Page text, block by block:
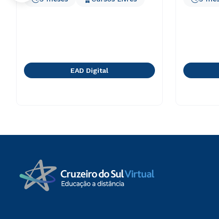
EAD Digital